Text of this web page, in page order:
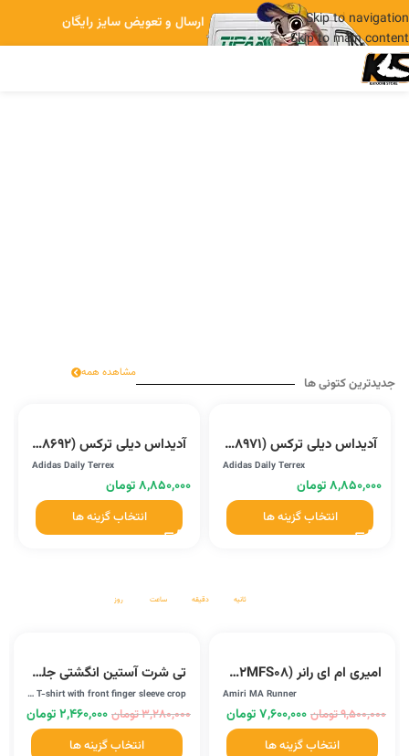
Skip to navigation
Skip to main content
ارسال و تعویض سایز رایگان
جدیدترین کتونی ها
مشاهده همه
آدیداس دیلی ترکس (D68971)
Adidas Daily Terrex
۸,۸۵۰,۰۰۰تومان
انتخاب گزینه ها
آدیداس دیلی ترکس (D68692)
Adidas Daily Terrex
۸,۸۵۰,۰۰۰تومان
انتخاب گزینه ها
روز ساعت دقیقه ثانیه
امیری ام ای رانر (PS22MFS08)
Amiri MA Runner
۹,۵۰۰,۰۰۰تومان ۷,۶۰۰,۰۰۰تومان
انتخاب گزینه ها
تی شرت آستین انگشتی جلو کراپ آدیداس (08)
Adidas T-shirt with front finger sleeve crop
۳,۲۸۰,۰۰۰تومان ۲,۴۶۰,۰۰۰تومان
انتخاب گزینه ها